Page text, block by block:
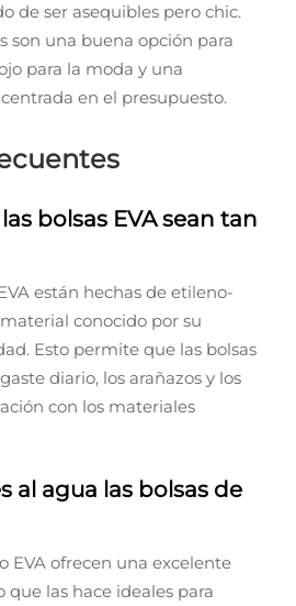
de ser asequibles pero chic.
son una buena opción para
para la moda y una
en el presupuesto.
bolsas EVA sean tan
están hechas de etileno-
conocido por su
Esto permite que las bolsas
diario, los arañazos y los
con los materiales
al agua las bolsas de
EVA ofrecen una excelente
que las hace ideales para